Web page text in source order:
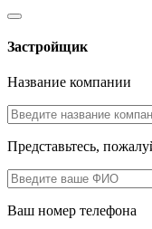
Застройщик
Название компании
Представьтесь,
Ваш номер телефона